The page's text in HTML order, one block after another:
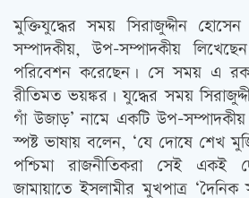
মুক্তিযুদ্ধের সময় সিরাজুদ্দীন
সম্পাদকীয়, উপ-সম্পাদকীয়
পরিবেশন করেছেন। সে সময় এ
রীতিমত ভয়ঙ্কর। যুদ্ধের সময়
গাঁ উজাড়’ নামে একটি উপ-
স্পষ্ট ভাষায় বলেন, ‘যে দোষে শেখ
পশ্চিমা রাজনীতিকরা সেই
জামায়াতে ইসলামীর মুখপাত্র